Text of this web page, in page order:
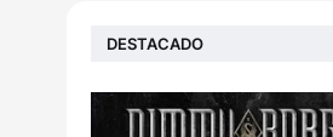
DESTACADO